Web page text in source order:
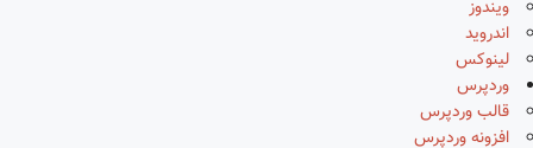
ویندوز
اندروید
لینوکس
وردپرس
قالب وردپرس
افزونه وردپرس